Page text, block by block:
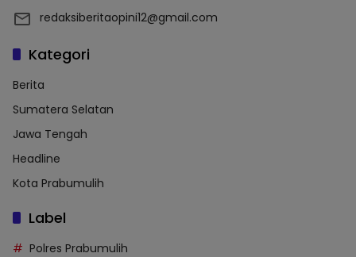
redaksiberitaopini12@gmail.com
Kategori
Berita
Sumatera Selatan
Jawa Tengah
Headline
Kota Prabumulih
Label
Polres Prabumulih